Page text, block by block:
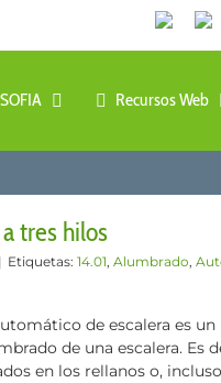
Canales
de
SOFIA Recursos Web
tres hilos
| Etiquetas: 14.01, Alumbrado,
de escalera es
de una escalera. Es
en los rellanos o,